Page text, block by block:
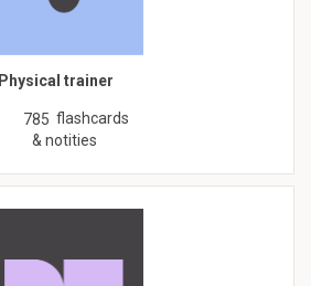
Physical trainer
785 flashcards
& notities